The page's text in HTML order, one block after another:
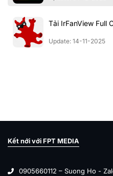
Tải IrFanView Full
Update: 14-11-2025
Kết nới với FPT MEDIA
0905660112 – Suong Ho -